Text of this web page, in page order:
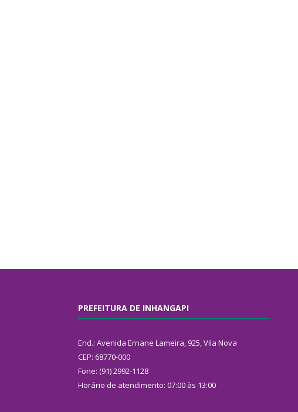
PREFEITURA DE INHANGAPI
End.: Avenida Ernane Lameira, 925, Vila Nova
CEP: 68770-000
Fone: (91) 2992-1128
Horário de atendimento: 07:00 às 13:00